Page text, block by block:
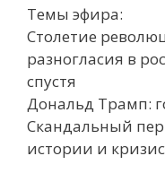
Темы эфира:
Столетие
разногласия в
спустя
Дональд Трамп:
Скандальный
истории и